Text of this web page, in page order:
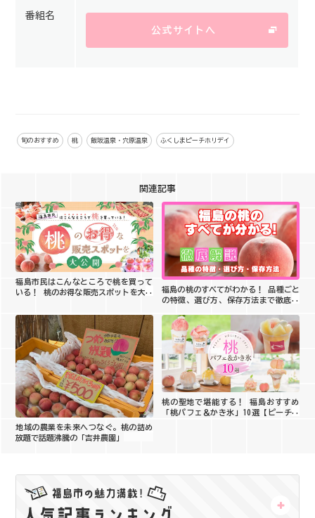
番組名
公式サイトへ
旬のおすすめ 桃 飯坂温泉・穴原温泉 ふくしまピーチホリデイ
関連記事
福島市民はこんなところで桃を買って
いる！ 桃のお得な販売スポットを大公
福島の桃のすべてがわかる！ 品種ごと
の特徴、選び方、保存方法まで徹底解
地域の農業を未来へつなぐ。桃の詰め
放題で話題沸騰の「吉井農園」
桃の聖地で堪能する！ 福島おすすめ
「桃パフェ＆かき氷」10選【ピーチホ